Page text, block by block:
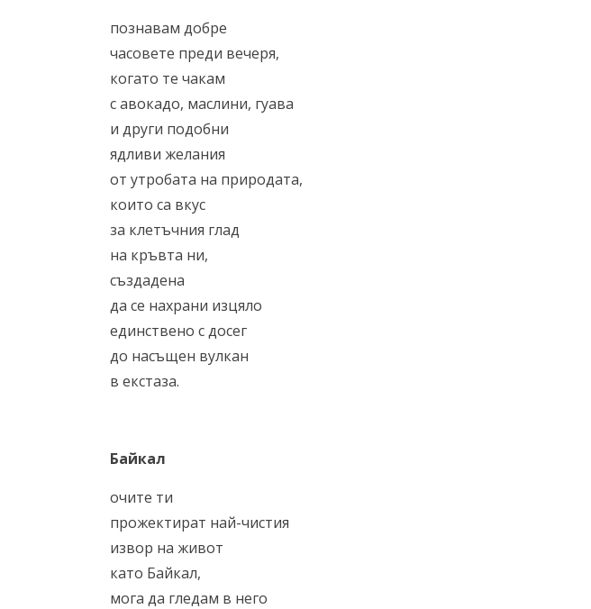
познавам добре
часовете преди вечеря,
когато те чакам
с авокадо, маслини, гуава
и други подобни
ядливи желания
от утробата на природата,
които са вкус
за клетъчния глад
на кръвта ни,
създадена
да се нахрани изцяло
единствено с досег
до насъщeн вулкан
в екстаза.
Байкал
очите ти
прожектират най-чистия
извор на живот
като Байкал,
мога да гледам в него